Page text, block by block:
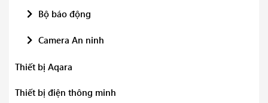
Bộ báo động
Camera An ninh
Thiết bị Aqara
Thiết bị điện thông minh